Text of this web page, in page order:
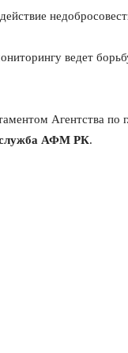
ведет
Агентства по
АФМ РК.